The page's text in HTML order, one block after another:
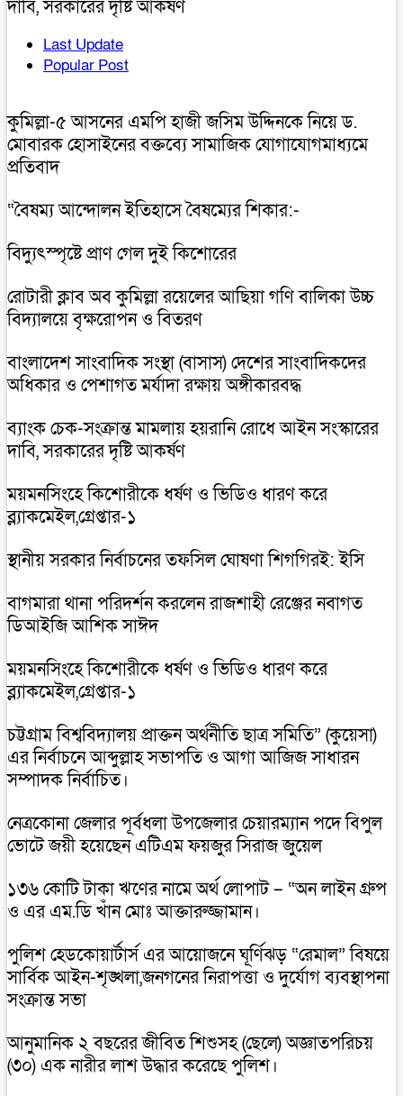
দাবি, সরকারের দৃষ্টি আকর্ষণ
Last Update
Popular Post
কুমিল্লা-৫ আসনের এমপি হাজী জসিম উদ্দিনকে নিয়ে ড.
মোবারক হোসাইনের বক্তব্যে সামাজিক যোগাযোগমাধ্যমে
প্রতিবাদ
“বৈষম্য আন্দোলন ইতিহাসে বৈষম্যের শিকার:-
বিদ্যুৎস্পৃষ্টে প্রাণ গেল দুই কিশোরের
রোটারী ক্লাব অব কুমিল্লা রয়েলের আছিয়া গণি বালিকা উচ্চ
বিদ্যালয়ে বৃক্ষরোপন ও বিতরণ
বাংলাদেশ সাংবাদিক সংস্থা (বাসাস) দেশের সাংবাদিকদের
অধিকার ও পেশাগত মর্যাদা রক্ষায় অঙ্গীকারবদ্ধ
ব্যাংক চেক-সংক্রান্ত মামলায় হয়রানি রোধে আইন সংস্কারের
দাবি, সরকারের দৃষ্টি আকর্ষণ
ময়মনসিংহে কিশোরীকে ধর্ষণ ও ভিডিও ধারণ করে
ব্ল্যাকমেইল,গ্রেপ্তার-১
স্থানীয় সরকার নির্বাচনের তফসিল ঘোষণা শিগগিরই: ইসি
বাগমারা থানা পরিদর্শন করলেন রাজশাহী রেঞ্জের নবাগত
ডিআইজি আশিক সাঈদ
ময়মনসিংহে কিশোরীকে ধর্ষণ ও ভিডিও ধারণ করে
ব্ল্যাকমেইল,গ্রেপ্তার-১
চট্টগ্রাম বিশ্ববিদ্যালয় প্রাক্তন অর্থনীতি ছাত্র সমিতি” (কুয়েসা)
এর নির্বাচনে আব্দুল্লাহ সভাপতি ও আগা আজিজ সাধারন
সম্পাদক নির্বাচিত।
নেত্রকোনা জেলার পূর্বধলা উপজেলার চেয়ারম্যান পদে বিপুল
ভোটে জয়ী হয়েছেন এটিএম ফয়জুর সিরাজ জুয়েল
১৩৬ কোটি টাকা ঋণের নামে অর্থ লোপাট – “অন লাইন গ্রুপ
ও এর এম.ডি খাঁন মোঃ আক্তারুজ্জামান।
পুলিশ হেডকোয়ার্টার্স এর আয়োজনে ঘূর্ণিঝড় “রেমাল” বিষয়ে
সার্বিক আইন-শৃঙ্খলা,জনগনের নিরাপত্তা ও দুর্যোগ ব্যবস্থাপনা
সংক্রান্ত সভা
আনুমানিক ২ বছরের জীবিত শিশুসহ (ছেলে) অজ্ঞাতপরিচয়
(৩০) এক নারীর লাশ উদ্ধার করেছে পুলিশ।